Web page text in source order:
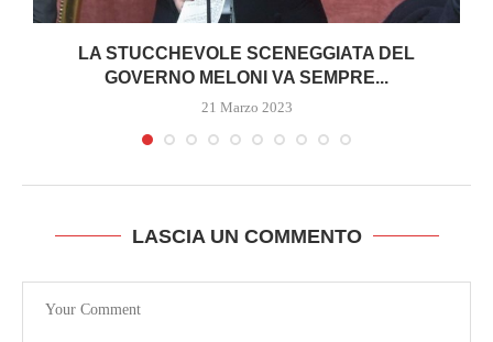
LA STUCCHEVOLE SCENEGGIATA DEL
GOVERNO MELONI VA SEMPRE...
21 Marzo 2023
LASCIA UN COMMENTO